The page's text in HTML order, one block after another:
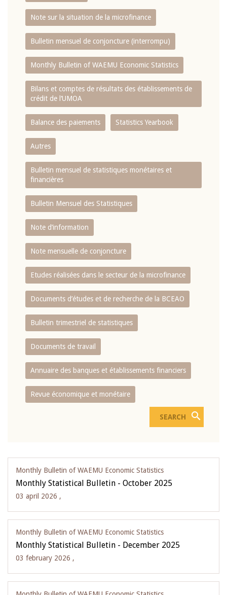
Note sur la situation de la microfinance
Bulletin mensuel de conjoncture (interrompu)
Monthly Bulletin of WAEMU Economic Statistics
Bilans et comptes de résultats des établissements de
crédit de l‘UMOA
Balance des paiements Statistics Yearbook
Autres
Bulletin mensuel de statistiques monétaires et
financières
Bulletin Mensuel des Statistiques
Note d’information
Note mensuelle de conjoncture
Etudes réalisées dans le secteur de la microfinance
Documents d’études et de recherche de la BCEAO
Bulletin trimestriel de statistiques
Documents de travail
Annuaire des banques et établissements financiers
Revue économique et monétaire
Monthly Bulletin of WAEMU Economic Statistics
Monthly Statistical Bulletin - October 2025
03 april 2026 ,
Monthly Bulletin of WAEMU Economic Statistics
Monthly Statistical Bulletin - December 2025
03 february 2026 ,